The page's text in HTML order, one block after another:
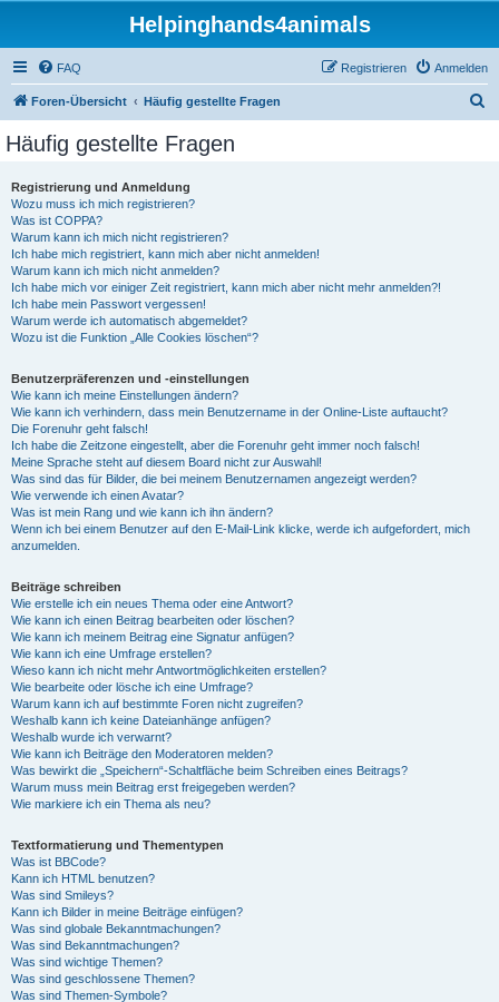
Helpinghands4animals
FAQ Anmelden
Registrieren
Foren-Übersicht Häufig gestellte Fragen
Häufig gestellte Fragen
Registrierung und Anmeldung
Wozu muss ich mich registrieren?
Was ist COPPA?
Warum kann ich mich nicht registrieren?
Ich habe mich registriert, kann mich aber nicht anmelden!
Warum kann ich mich nicht anmelden?
Ich habe mich vor einiger Zeit registriert, kann mich aber nicht mehr anmelden?!
Ich habe mein Passwort vergessen!
Warum werde ich automatisch abgemeldet?
Wozu ist die Funktion „Alle Cookies löschen“?
Benutzerpräferenzen und -einstellungen
Wie kann ich meine Einstellungen ändern?
Wie kann ich verhindern, dass mein Benutzername in der Online-Liste auftaucht?
Die Forenuhr geht falsch!
Ich habe die Zeitzone eingestellt, aber die Forenuhr geht immer noch falsch!
Meine Sprache steht auf diesem Board nicht zur Auswahl!
Was sind das für Bilder, die bei meinem Benutzernamen angezeigt werden?
Wie verwende ich einen Avatar?
Was ist mein Rang und wie kann ich ihn ändern?
Wenn ich bei einem Benutzer auf den E-Mail-Link klicke, werde ich aufgefordert, mich
anzumelden.
Beiträge schreiben
Wie erstelle ich ein neues Thema oder eine Antwort?
Wie kann ich einen Beitrag bearbeiten oder löschen?
Wie kann ich meinem Beitrag eine Signatur anfügen?
Wie kann ich eine Umfrage erstellen?
Wieso kann ich nicht mehr Antwortmöglichkeiten erstellen?
Wie bearbeite oder lösche ich eine Umfrage?
Warum kann ich auf bestimmte Foren nicht zugreifen?
Weshalb kann ich keine Dateianhänge anfügen?
Weshalb wurde ich verwarnt?
Wie kann ich Beiträge den Moderatoren melden?
Was bewirkt die „Speichern“-Schaltfläche beim Schreiben eines Beitrags?
Warum muss mein Beitrag erst freigegeben werden?
Wie markiere ich ein Thema als neu?
Textformatierung und Thementypen
Was ist BBCode?
Kann ich HTML benutzen?
Was sind Smileys?
Kann ich Bilder in meine Beiträge einfügen?
Was sind globale Bekanntmachungen?
Was sind Bekanntmachungen?
Was sind wichtige Themen?
Was sind geschlossene Themen?
Was sind Themen-Symbole?